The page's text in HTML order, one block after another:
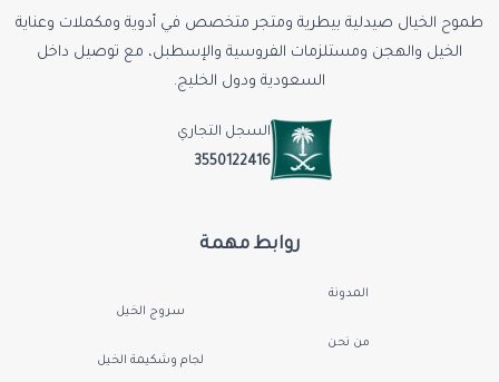
روابط مهمة
المدونة
من نحن
سروج الخيل
لجام وشكيمة الخيل
طموح الخيال صيدلية بيطرية ومتجر متخصص في أدوية ومكملات وعناية
الخيل والهجن ومستلزمات الفروسية والإسطبل، مع توصيل داخل
السعودية ودول الخليج.
السجل التجاري
3550122416